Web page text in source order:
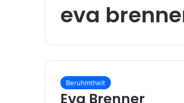
eva
Beruhmtheit
Eva Brenner